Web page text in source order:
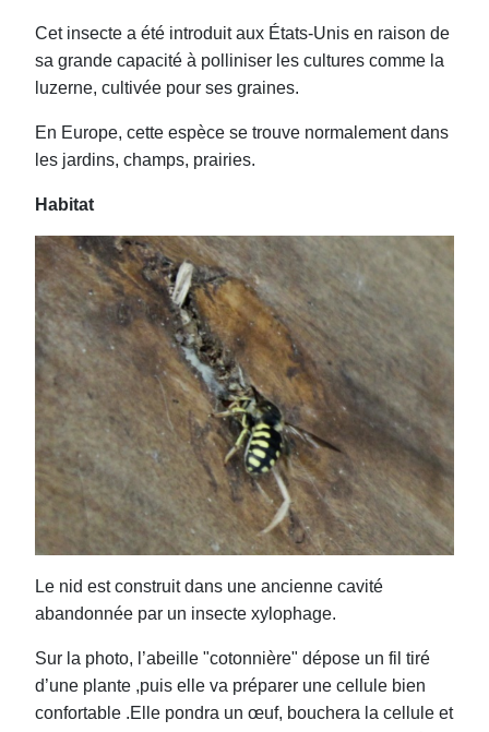
Cet insecte a été introduit aux États-Unis en raison de
sa grande capacité à polliniser les cultures comme la
luzerne, cultivée pour ses graines.
En Europe, cette espèce se trouve normalement dans
les jardins, champs, prairies.
Habitat
Le nid est construit dans une ancienne cavité
abandonnée par un insecte xylophage.
Sur la photo, l’abeille "cotonnière" dépose un fil tiré
d’une plante ,puis elle va préparer une cellule bien
confortable .Elle pondra un œuf, bouchera la cellule et